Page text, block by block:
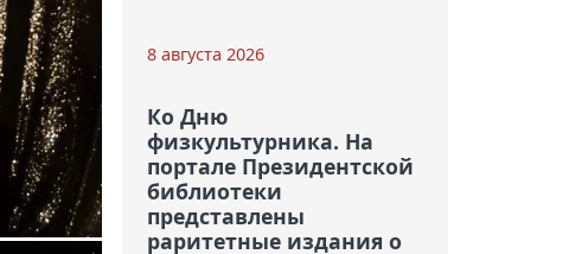
8 августа 2026
Ко Дню
физкультурника. На
портале Президентской
библиотеки
представлены
раритетные издания о